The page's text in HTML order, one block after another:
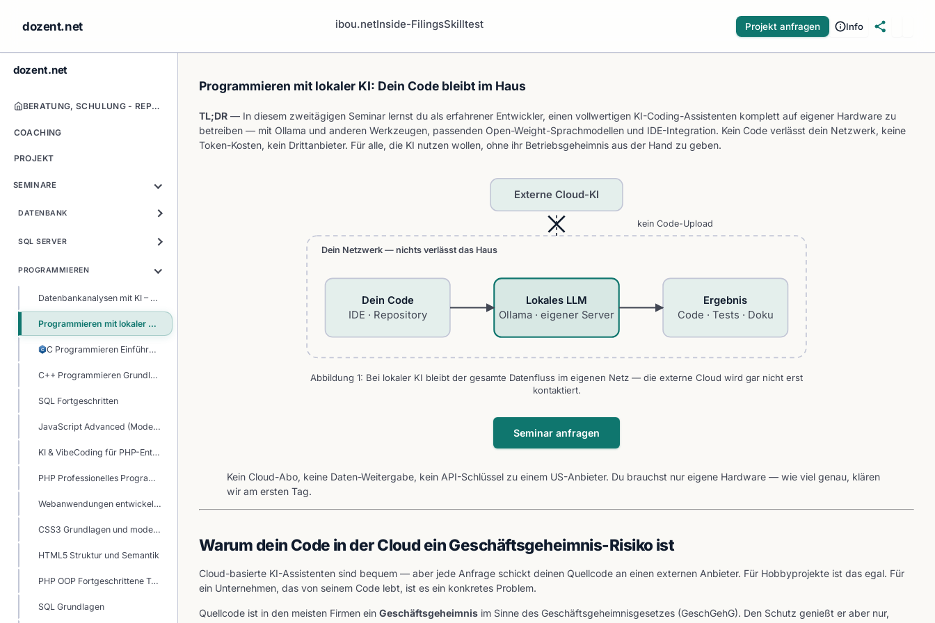
dozent.net ibou.netInside-FilingsSkilltest Projekt anfragen Info
dozent.net
BERATUNG, SCHULUNG - REPORTING, DATENBANK & KI-PROJEKTE
COACHING
PROJEKT
SEMINARE
DATENBANK
SQL SERVER
PROGRAMMIEREN
Datenbankanalysen mit KI – SQL-Seminar mit AI
Programmieren mit lokaler KI: Dein Code bleibt im Haus
C C Programmieren Einführung
C++ Programmieren Grundlagen
SQL Fortgeschritten
JavaScript Advanced (Moderne Architektur & ES6+)
KI & VibeCoding für PHP-Entwickler
PHP Professionelles Programmieren mit KI
Webanwendungen entwickeln mit Claude und anderen KI-Agenten
CSS3 Grundlagen und modernes Webdesign
HTML5 Struktur und Semantik
PHP OOP Fortgeschrittene Technologien
SQL Grundlagen
Programmieren mit lokaler KI: Dein Code bleibt im Haus
TL;DR — In diesem zweitägigen Seminar lernst du als erfahrener Entwickler, einen vollwertigen KI-Coding-Assistenten komplett auf eigener Hardware zu
betreiben — mit Ollama und anderen Werkzeugen, passenden Open-Weight-Sprachmodellen und IDE-Integration. Kein Code verlässt dein Netzwerk, keine
Token-Kosten, kein Drittanbieter. Für alle, die KI nutzen wollen, ohne ihr Betriebsgeheimnis aus der Hand zu geben.
Externe Cloud-KI
kein Code-Upload
Dein Netzwerk — nichts verlässt das Haus
Dein Code
IDE · Repository
Lokales LLM
Ollama · eigener Server
Ergebnis
Code · Tests · Doku
Abbildung 1: Bei lokaler KI bleibt der gesamte Datenfluss im eigenen Netz — die externe Cloud wird gar nicht erst
kontaktiert.
Seminar anfragen
Kein Cloud-Abo, keine Daten-Weitergabe, kein API-Schlüssel zu einem US-Anbieter. Du brauchst nur eigene Hardware — wie viel genau, klären
wir am ersten Tag.
Warum dein Code in der Cloud ein Geschäftsgeheimnis-Risiko ist
Cloud-basierte KI-Assistenten sind bequem — aber jede Anfrage schickt deinen Quellcode an einen externen Anbieter. Für Hobbyprojekte ist das egal. Für
ein Unternehmen, das von seinem Code lebt, ist es ein konkretes Problem.
Quellcode ist in den meisten Firmen ein Geschäftsgeheimnis im Sinne des Geschäftsgeheimnisgesetzes (GeschGehG). Den Schutz genießt er aber nur,